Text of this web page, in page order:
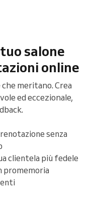
salone
online
meritano. Crea
ed eccezionale,
senza
clientela più fedele
promemoria